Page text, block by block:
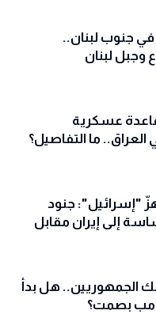
جنوب لبنان..
وجبل لبنان
عسكرية
ما التفاصيل؟
جنود
إلى إيران مقابل
الجمهوريين.. هل بدأ
بصمت؟